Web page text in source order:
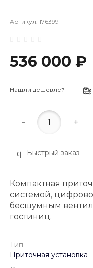
Артикул: 176399
536 000 ₽
Нашли дешевле?
- +
Быстрый заказ
Компактная
системой,
бесшумным
гостиниц.
Тип
Приточная установка